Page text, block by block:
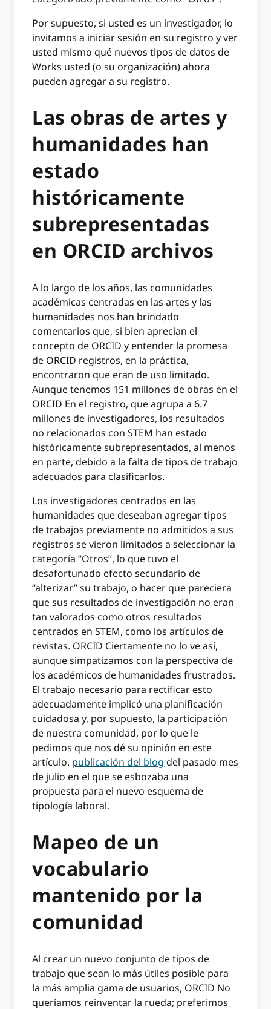
Por supuesto, si usted es un investigador, lo
invitamos a iniciar sesión en su registro y ver
usted mismo qué nuevos tipos de datos de
Works usted (o su organización) ahora
pueden agregar a su registro.
Las obras de artes y
humanidades han
estado
históricamente
subrepresentadas
en ORCID archivos
A lo largo de los años, las comunidades
académicas centradas en las artes y las
humanidades nos han brindado
comentarios que, si bien aprecian el
concepto de ORCID y entender la promesa
de ORCID registros, en la práctica,
encontraron que eran de uso limitado.
Aunque tenemos 151 millones de obras en el
ORCID En el registro, que agrupa a 6.7 ​​
millones de investigadores, los resultados
no relacionados con STEM han estado
históricamente subrepresentados, al menos
en parte, debido a la falta de tipos de trabajo
adecuados para clasificarlos.
Los investigadores centrados en las
humanidades que deseaban agregar tipos
de trabajos previamente no admitidos a sus
registros se vieron limitados a seleccionar la
categoría “Otros”, lo que tuvo el
desafortunado efecto secundario de
“alterizar” su trabajo, o hacer que pareciera
que sus resultados de investigación no eran
tan valorados como otros resultados
centrados en STEM, como los artículos de
revistas. ORCID Ciertamente no lo ve así,
aunque simpatizamos con la perspectiva de
los académicos de humanidades frustrados.
El trabajo necesario para rectificar esto
adecuadamente implicó una planificación
cuidadosa y, por supuesto, la participación
de nuestra comunidad, por lo que le
pedimos que nos dé su opinión en este
artículo. publicación del blog del pasado mes
de julio en el que se esbozaba una
propuesta para el nuevo esquema de
tipología laboral.
Mapeo de un
vocabulario
mantenido por la
comunidad
Al crear un nuevo conjunto de tipos de
trabajo que sean lo más útiles posible para
la más amplia gama de usuarios, ORCID No
queríamos reinventar la rueda; preferimos